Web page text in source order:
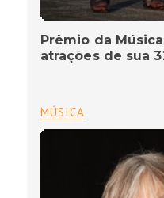
Prêmio da
atrações de sua
MÚSICA